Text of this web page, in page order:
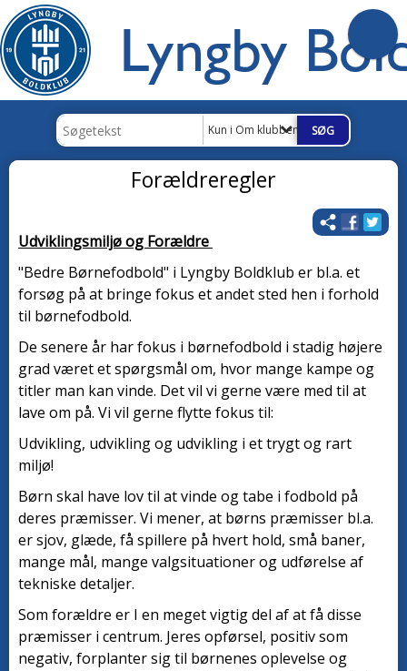
Kun i Om klubben
Forældreregler
Udviklingsmiljø og Forældre
"Bedre Børnefodbold" i Lyngby Boldklub er bl.a. et
forsøg på at bringe fokus et andet sted hen i forhold
til børnefodbold.
De senere år har fokus i børnefodbold i stadig højere
grad været et spørgsmål om, hvor mange kampe og
titler man kan vinde. Det vil vi gerne være med til at
lave om på. Vi vil gerne flytte fokus til:
Udvikling, udvikling og udvikling i et trygt og rart
miljø!
Børn skal have lov til at vinde og tabe i fodbold på
deres præmisser. Vi mener, at børns præmisser bl.a.
er sjov, glæde, få spillere på hvert hold, små baner,
mange mål, mange valgsituationer og udførelse af
tekniske detaljer.
Som forældre er I en meget vigtig del af at få disse
præmisser i centrum. Jeres opførsel, positiv som
negativ, forplanter sig til børnenes oplevelse og